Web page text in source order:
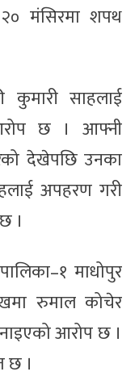
२० मंसिरमा शपथ
साहलाई
छ । आफ्नी
देखेपछि उनका
अपहरण गरी
।
माधोपुर
रुमाल कोचेर
आरोप छ ।
छ ।